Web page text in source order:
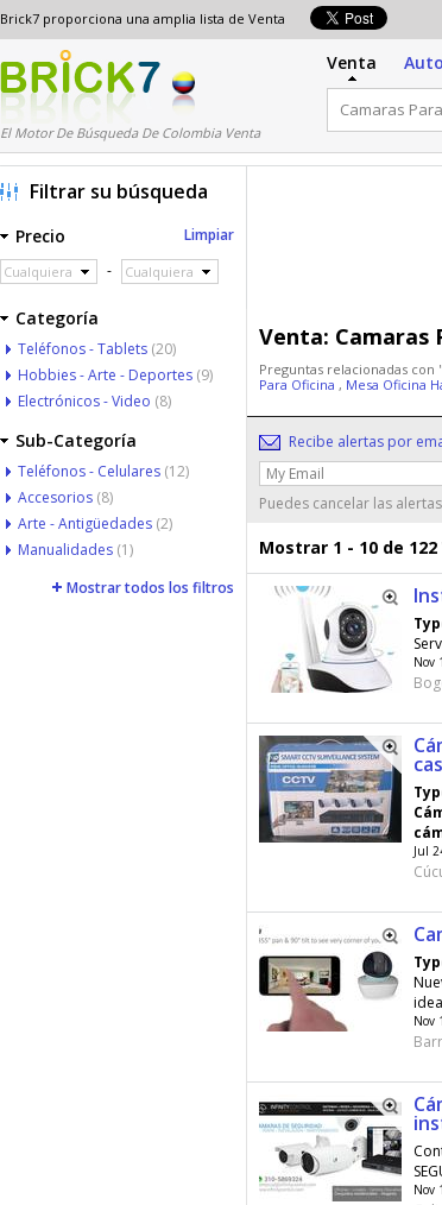
Brick7 proporciona una amplia lista de Venta
El Motor De Búsqueda De Colombia Venta
Venta
Venta: Camaras
Preguntas relacionadas con
Para Oficina , Mesa Oficina
Recibe alertas por
Puedes cancelar las
Mostrar 1 - 10 de 122
Nov
Jul
Nov
Nov
Filtrar su búsqueda
Precio Limpiar
Cualquiera - Cualquiera
Categoría
Teléfonos - Tablets (20)
Hobbies - Arte - Deportes (9)
Electrónicos - Video (8)
Sub-Categoría
Teléfonos - Celulares (12)
Accesorios (8)
Arte - Antigüedades (2)
Manualidades (1)
Mostrar todos los filtros